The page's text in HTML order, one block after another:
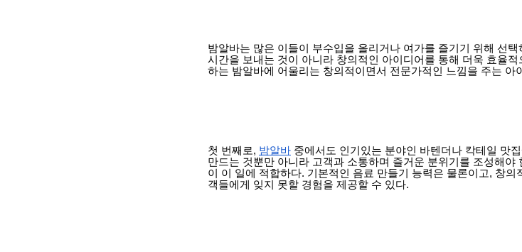
밤알바는 많은 이들이 부수입을 올리거나 여가를 즐기기 위해 선
시간을 보내는 것이 아니라 창의적인 아이디어를 통해 더욱 효율
하는 밤알바에 어울리는 창의적이면서 전문가적인 느낌을 주는 아
첫 번째로, 밤알바 중에서도 인기있는 분야인 바텐더나 칵테일 맛
만드는 것뿐만 아니라 고객과 소통하며 즐거운 분위기를 조성해
이 이 일에 적합하다. 기본적인 음료 만들기 능력은 물론이고, 창
객들에게 잊지 못할 경험을 제공할 수 있다.